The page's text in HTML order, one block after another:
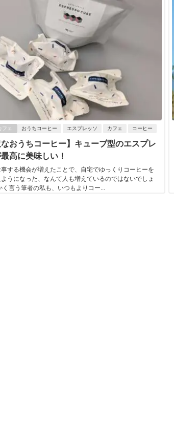
フェ おうちコーヒー エスプレッソ カフェ コーヒー
なおうちコーヒー】キューブ型のエスプレ
高に美味しい！
する機会が増えたことで、自宅でゆっくりコーヒーを
うになった、なんて人も増えているのではないでしょ
く言う筆者の私も、いつもよりコー...